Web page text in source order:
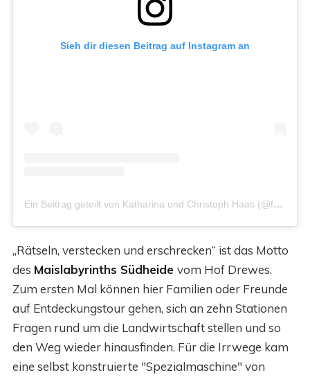
Sieh dir diesen Beitrag auf Instagram an
Ein Beitrag geteilt von Katharina und Christoph Haas (@ferienhaus_haas_)
„Rätseln, verstecken und erschrecken“ ist das Motto
des Maislabyrinths Südheide vom Hof Drewes.
Zum ersten Mal können hier Familien oder Freunde
auf Entdeckungstour gehen, sich an zehn Stationen
Fragen rund um die Landwirtschaft stellen und so
den Weg wieder hinausfinden. Für die Irrwege kam
eine selbst konstruierte "Spezialmaschine" von